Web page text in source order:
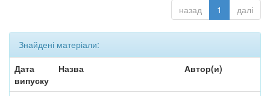
назад 1 далі
Знайдені матеріали:
Дата
випуску
Назва Автор(и)